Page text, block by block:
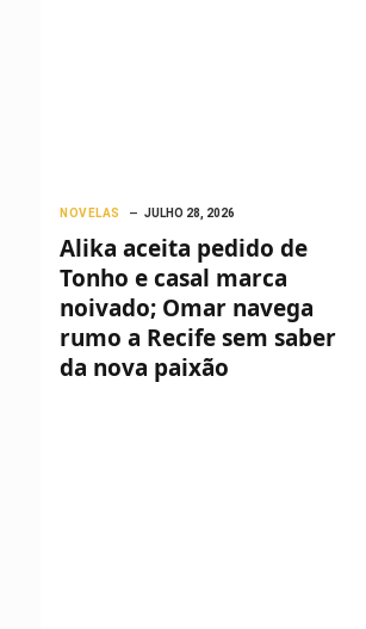
NOVELAS JULHO 28, 2026
Alika aceita pedido de
Tonho e casal marca
noivado; Omar navega
rumo a Recife sem saber
da nova paixão